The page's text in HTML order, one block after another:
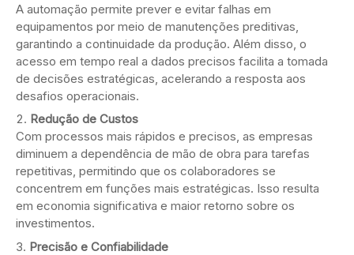
A automação permite prever e evitar falhas em
equipamentos por meio de manutenções preditivas,
garantindo a continuidade da produção. Além disso, o
acesso em tempo real a dados precisos facilita a tomada
de decisões estratégicas, acelerando a resposta aos
desafios operacionais.
Redução de Custos
Com processos mais rápidos e precisos, as empresas
diminuem a dependência de mão de obra para tarefas
repetitivas, permitindo que os colaboradores se
concentrem em funções mais estratégicas. Isso resulta
em economia significativa e maior retorno sobre os
investimentos.
Precisão e Confiabilidade